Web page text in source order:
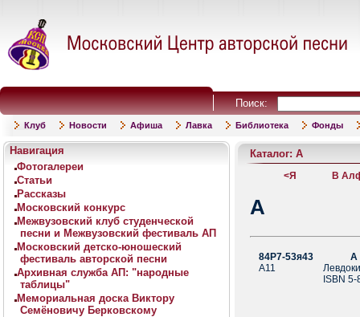
Поиск:
Клуб Новости Афиша Лавка Библиотека Фонды
Навигация
Фотогалереи
Статьи
Рассказы
Московский конкурс
Межвузовский клуб студенческой
песни и Межвузовский фестиваль АП
Московский детско-юношеский
фестиваль авторской песни
Архивная служба АП: "народные
таблицы"
Мемориальная доска Виктору
Семёновичу Берковскому
Каталог: А
<Я В
А
84Р7-53я43
А11
А
ISBN